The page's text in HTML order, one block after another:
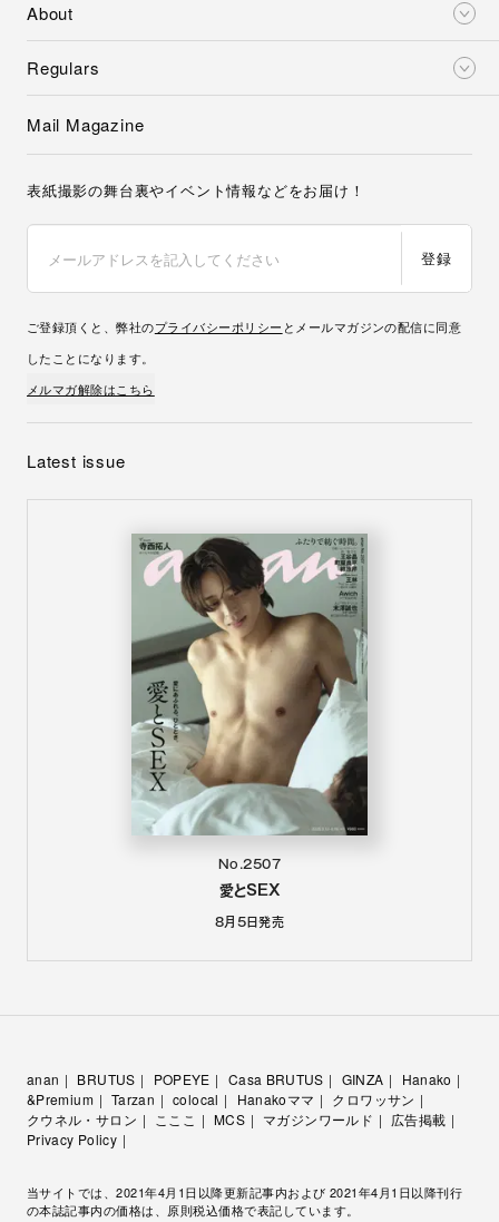
About
Regulars
Mail Magazine
表紙撮影の舞台裏やイベント情報などをお届け！
登録
ご登録頂くと、弊社のプライバシーポリシー とメールマガジンの配信に同意
したことになります。
メルマガ解除はこちら
Latest issue
No.2507
愛とSEX
8月5日発売
anan BRUTUS POPEYE Casa BRUTUS GINZA
Hanako
&Premium
Tarzan colocal Hanakoママ
クロワッサン
クウネル・サロン
こここ MCS マガジンワールド
広告掲載
Privacy Policy
当サイトでは、2021年4月1日以降更新記事内および 2021年4月1日以降刊行
の本誌記事内の価格は、原則税込価格で表記しています。